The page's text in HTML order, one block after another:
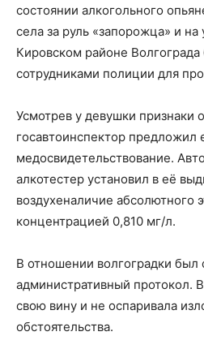
состоянии алкогольного
села за руль «запорожца» и на
Кировском районе
сотрудниками полиции для
Усмотрев у девушки признаки
госавтоинспектор предложил
медосвидетельствование.
алкотестер установил в её
воздухеналичие абсолютного
концентрацией 0,810 мг/л.
В отношении волгоградки был
административный протокол.
свою вину и не оспаривала
обстоятельства.